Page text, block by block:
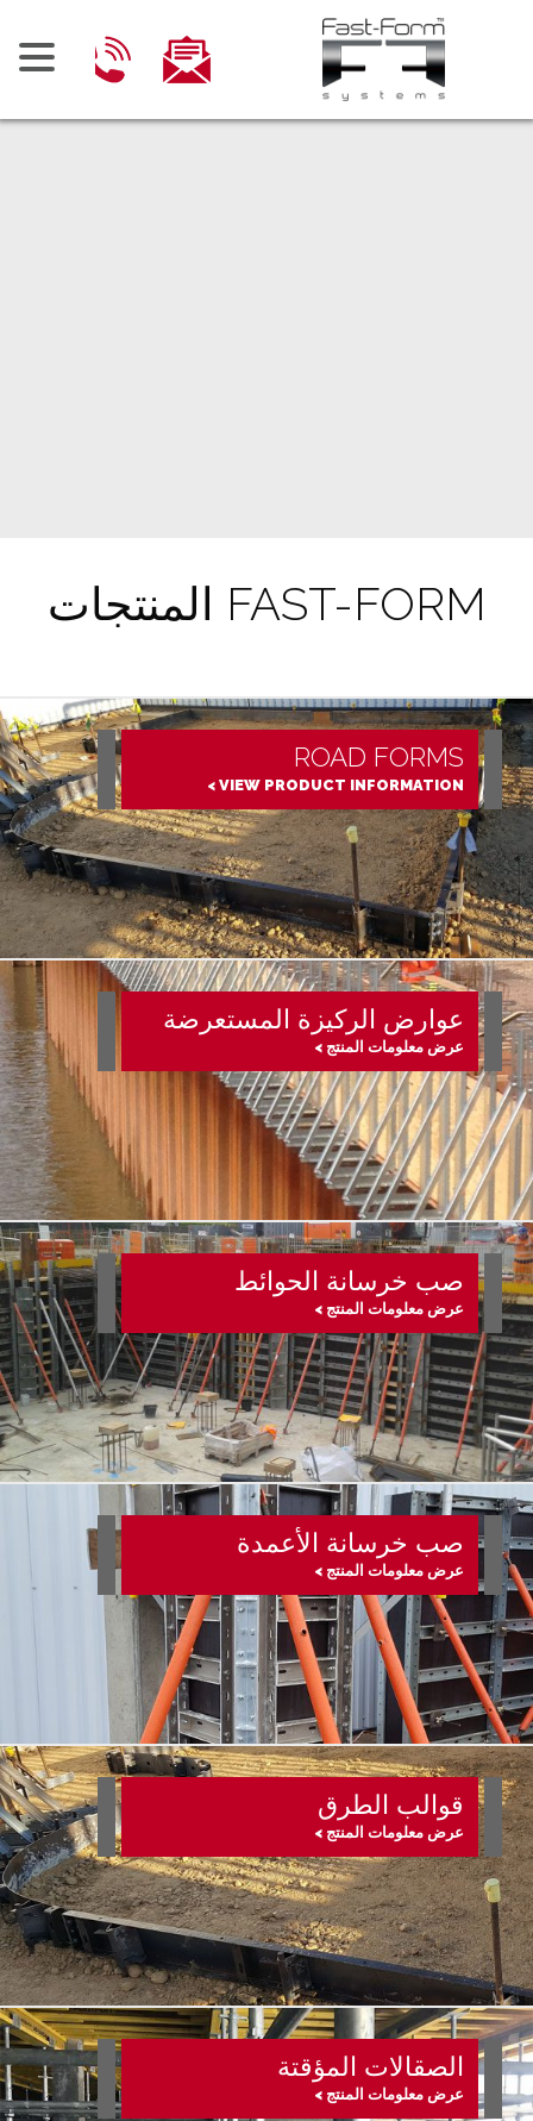
content
FAST-FORM المنتجات
ROAD FORMS
VIEW PRODUCT INFORMATION >
عوارض الركيزة المستعرضة
عرض معلومات المنتج >
صب خرسانة الحوائط
عرض معلومات المنتج >
صب خرسانة الأعمدة
عرض معلومات المنتج >
قوالب الطرق
عرض معلومات المنتج >
الصقالات المؤقتة
عرض معلومات المنتج >